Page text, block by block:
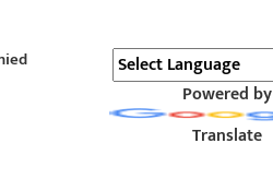
Powered by
Translate